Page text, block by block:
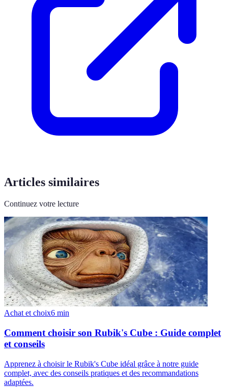
Articles similaires
Continuez votre lecture
Achat et choix6 min
Comment choisir son Rubik's Cube : Guide complet
et conseils
Apprenez à choisir le Rubik's Cube idéal grâce à notre guide
complet, avec des conseils pratiques et des recommandations
adaptées.